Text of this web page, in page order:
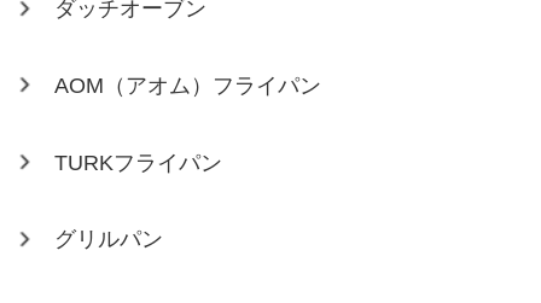
ダッチオーブン
AOM（アオム）フライパン
TURKフライパン
グリルパン